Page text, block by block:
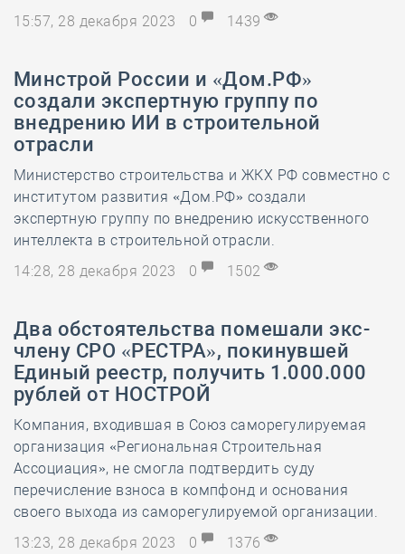
15:57, 28 декабря 2023
0 1439
Минстрой России и «Дом.РФ»
создали экспертную группу по
внедрению ИИ в строительной
отрасли
Министерство строительства и ЖКХ РФ совместно с
институтом развития «Дом.РФ» создали
экспертную группу по внедрению искусственного
интеллекта в строительной отрасли.
14:28, 28 декабря 2023
0 1502
Два обстоятельства помешали экс-
члену СРО «РЕСТРА», покинувшей
Единый реестр, получить 1.000.000
рублей от НОСТРОЙ
Компания, входившая в Союз саморегулируемая
организация «Региональная Строительная
Ассоциация», не смогла подтвердить суду
перечисление взноса в компфонд и основания
своего выхода из саморегулируемой организации.
13:23, 28 декабря 2023
0 1376